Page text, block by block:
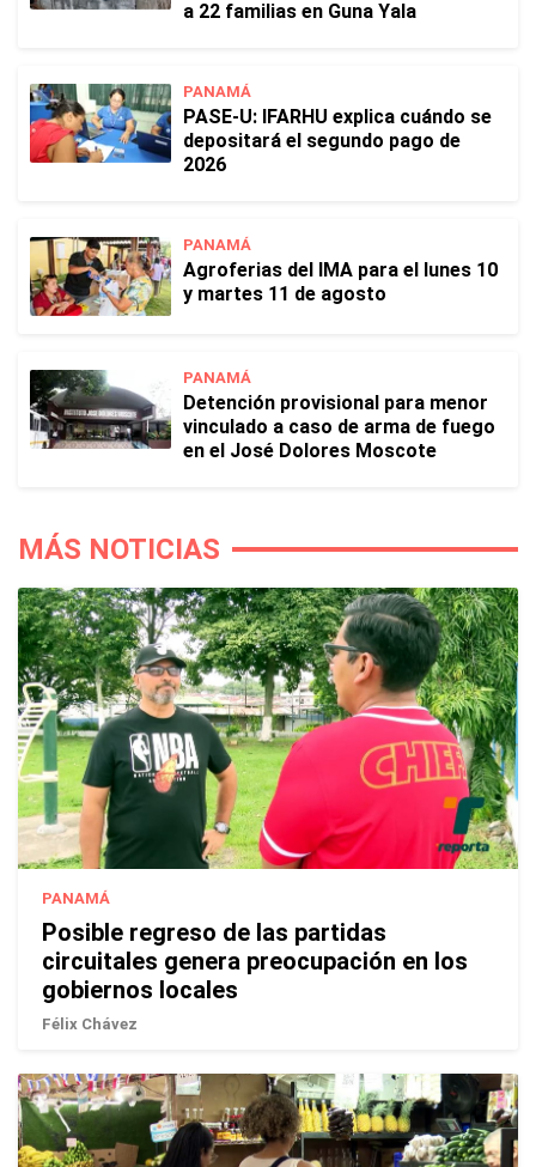
a 22 familias en Guna Yala
PANAMÁ
PASE-U: IFARHU explica cuándo se
depositará el segundo pago de
2026
PANAMÁ
Agroferias del IMA para el lunes 10
y martes 11 de agosto
PANAMÁ
Detención provisional para menor
vinculado a caso de arma de fuego
en el José Dolores Moscote
MÁS NOTICIAS
PANAMÁ
Posible regreso de las partidas
circuitales genera preocupación en los
gobiernos locales
Félix Chávez